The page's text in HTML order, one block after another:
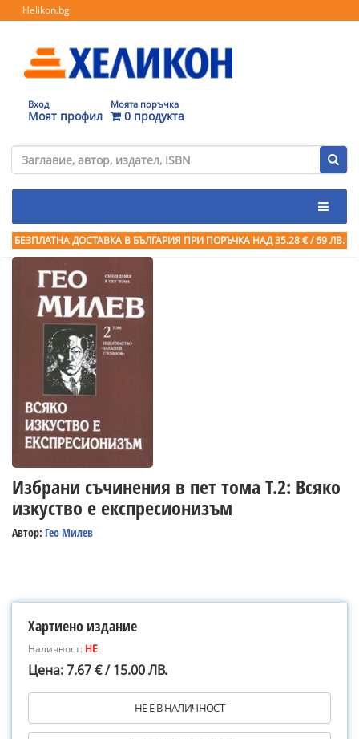
Helikon.bg
Вход
Моят профил
Моята поръчка
0 продукта
БЕЗПЛАТНА ДОСТАВКА В БЪЛГАРИЯ ПРИ ПОРЪЧКА НАД 35.28 € / 69 ЛВ.
Избрани съчинения в пет тома Т.2: Всяко
изкуство е експресионизъм
Автор: Гео Милев
Хартиено издание
Наличност: НЕ
Цена: 7.67 € / 15.00 ЛВ.
НЕ Е В НАЛИЧНОСТ